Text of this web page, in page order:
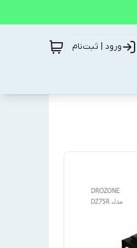
ورود | ثبت‌نام